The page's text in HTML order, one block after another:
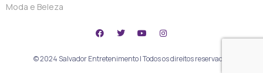
Moda e Beleza
© 2024 Salvador Entretenimento | Todos os direitos reservados